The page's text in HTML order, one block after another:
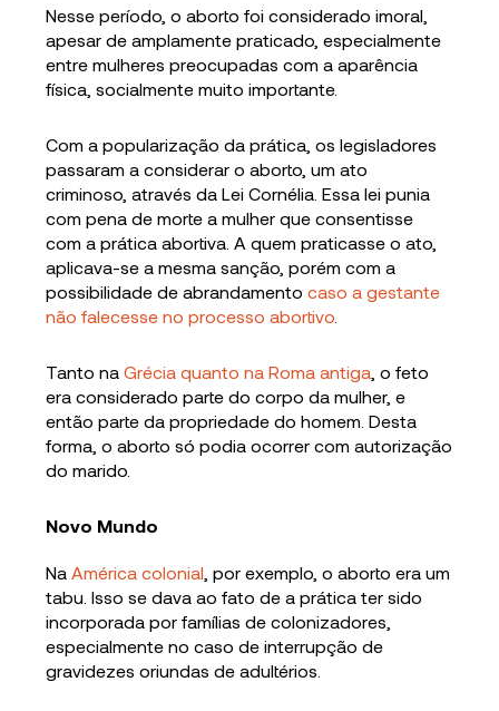
Nesse período, o aborto foi considerado imoral,
apesar de amplamente praticado, especialmente
entre mulheres preocupadas com a aparência
física, socialmente muito importante.
Com a popularização da prática, os legisladores
passaram a considerar o aborto, um ato
criminoso, através da Lei Cornélia. Essa lei punia
com pena de morte a mulher que consentisse
com a prática abortiva. A quem praticasse o ato,
aplicava-se a mesma sanção, porém com a
possibilidade de abrandamentocaso a gestante
não falecesse no processo abortivo
Tanto naGrécia quanto na Roma antiga , o feto
era considerado parte do corpo da mulher, e
então parte da propriedade do homem. Desta
forma, o aborto só podia ocorrer com autorização
do marido.
Novo Mundo
NaAmérica colonial , por exemplo, o aborto era um
tabu. Isso se dava ao fato de a prática ter sido
incorporada por famílias de colonizadores,
especialmente no caso de interrupção de
gravidezes oriundas de adultérios.